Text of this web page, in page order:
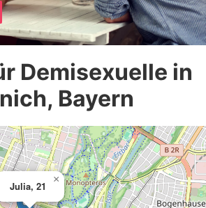
Demisexuelle in
Bayern
Julia, 21
×